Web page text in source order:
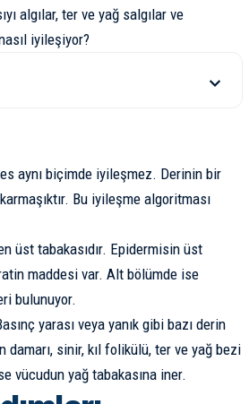
algılar, ter ve yağ salgılar ve
iyileşiyor?
aynı biçimde iyileşmez. Derinin bir
Bu iyileşme algoritması
üst tabakasıdır. Epidermisin üst
maddesi var. Alt bölümde ise
bulunuyor.
yarası veya yanık gibi bazı derin
damarı, sinir, kıl folikülü, ter ve yağ bezi
vücudun yağ tabakasına iner.